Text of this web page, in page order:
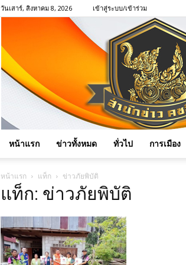
วันเสาร์, สิงหาคม 8, 2026 เข้าสู่ระบบ/เข้าร่วม
หน้าแรก ข่าวทั้งหมด ทั่วไป การเมือง
หน้าแรก แท็ก ข่าวภัยพิบัติ
แท็ก: ข่าวภัยพิบัติ